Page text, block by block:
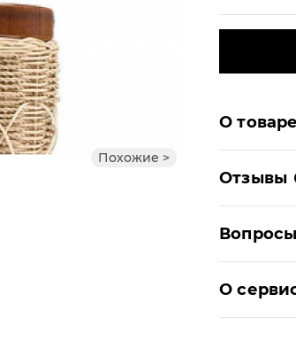
Похожие >
О товаре
Отзывы
Вопросы
О